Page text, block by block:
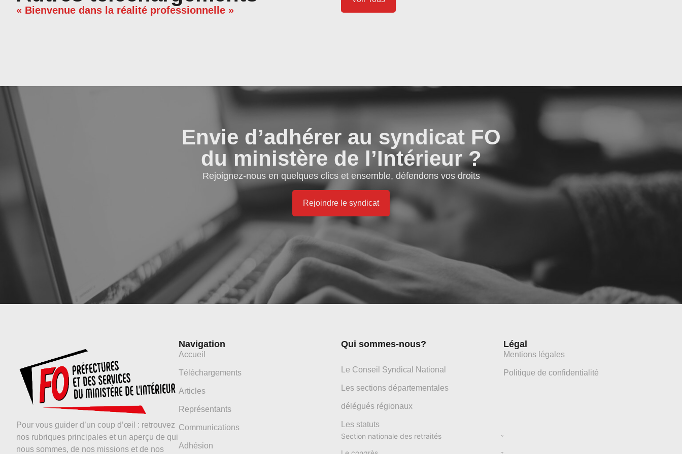
« Bienvenue dans la réalité professionnelle »
Envie d’adhérer au syndicat FO
du ministère de l’Intérieur ?
Rejoignez-nous en quelques clics et ensemble, défendons vos droits
Rejoindre le syndicat
Pour vous guider d’un coup d’œil : retrouvez
nos rubriques principales et un aperçu de qui
nous sommes, de nos missions et de nos
Navigation
Accueil
Téléchargements
Articles
Représentants
Communications
Adhésion
Qui sommes-nous?
Le Conseil Syndical National
Les sections départementales
délégués régionaux
Les statuts
Section nationale des retraités
Légal
Mentions légales
Politique de confidentialité